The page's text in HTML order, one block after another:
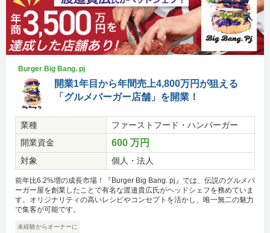
Burger Big Bang. pj
開業1年目から年間売上4,800万円が狙える
「グルメバーガー店舗」を開業！
業種
ファーストフード・ハンバーガー
開業資金
600 万円
対象 個人・法人
前年比6.2%増の成長市場！『Burger Big Bang. pj』では、伝説のグルメバ
ーガー屋を創業したことで有名な渡邉貴広氏がヘッドシェフを務めていま
す。オリジナリティの高いレシピやコンセプトを活かし、唯一無二の魅力
で集客が可能です。
未経験からオーナーに